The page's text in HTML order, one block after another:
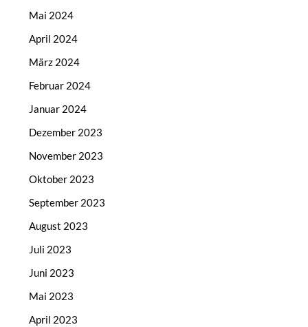
Mai 2024
April 2024
März 2024
Februar 2024
Januar 2024
Dezember 2023
November 2023
Oktober 2023
September 2023
August 2023
Juli 2023
Juni 2023
Mai 2023
April 2023